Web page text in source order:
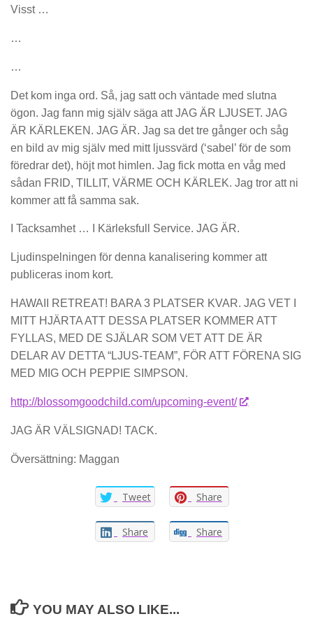
Visst …
…
…
Det kom inga ord. Så, jag satt och väntade med slutna
ögon. Jag fann mig själv säga att JAG ÄR LJUSET. JAG
ÄR KÄRLEKEN. JAG ÄR. Jag sa det tre gånger och såg
en bild av mig själv med mitt ljussvärd (‘sabel’ för de som
föredrar det), höjt mot himlen. Jag fick motta en våg med
sådan FRID, TILLIT, VÄRME OCH KÄRLEK. Jag tror att ni
kommer att få samma sak.
I Tacksamhet … I Kärleksfull Service. JAG ÄR.
Ljudinspelningen för denna kanalisering kommer att
publiceras inom kort.
HAWAII RETREAT! BARA 3 PLATSER KVAR. JAG VET I
MITT HJÄRTA ATT DESSA PLATSER KOMMER ATT
FYLLAS, MED DE SJÄLAR SOM VET ATT DE ÄR
DELAR AV DETTA “LJUS-TEAM”, FÖR ATT FÖRENA SIG
MED MIG OCH PEPPIE SIMPSON.
http://blossomgoodchild.com/upcoming-event/
JAG ÄR VÄLSIGNAD! TACK.
Översättning: Maggan
Tweet Share
Share Share
YOU MAY ALSO LIKE...